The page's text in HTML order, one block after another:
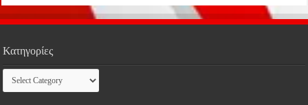
Κατηγορίες
Κατηγορίες